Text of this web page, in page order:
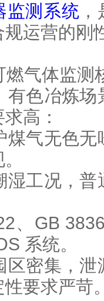
测 系统
运营的刚
燃气体监测
有色冶炼
高：
煤气无色
湿工况，
、 GB
系统。
区密集，
要求严苛